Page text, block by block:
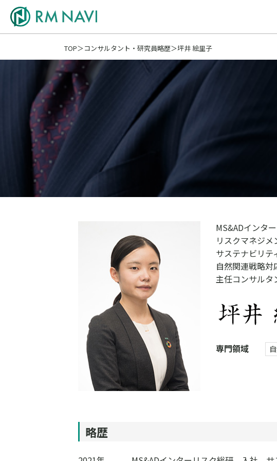
TOP コンサルタント・研究員略歴 坪井 絵里子
MS&ADインタ
リスクマネジメ
サステナビリテ
自然関連戦略対
主任コンサルタ
専門領域
略歴